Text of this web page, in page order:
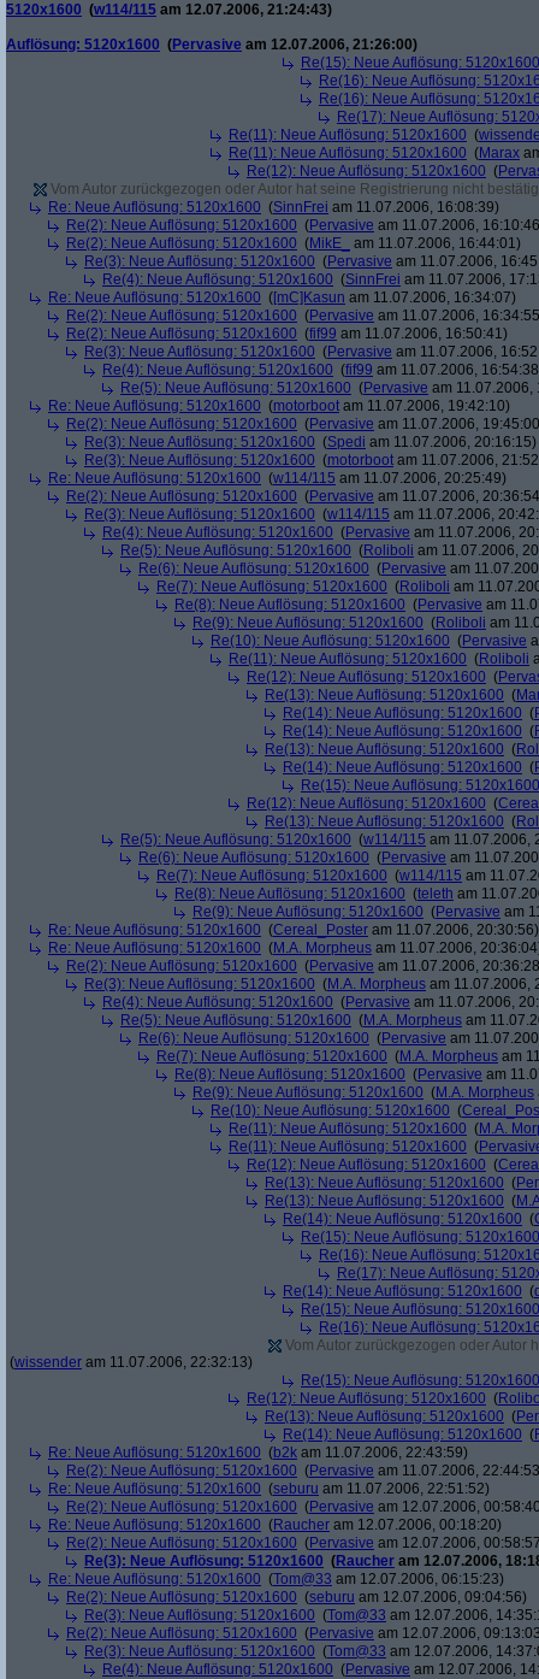
5120x1600 (w114/115 am 12.07.2006, 21:24:43)
Auflösung: 5120x1600 (Pervasive am 12.07.2006, 21:26:00)
Re(15): Neue Auflösung: 5120x1600
Re(16): Neue Auflösung:
Re(16): Neue Auflösung:
Re(17): Neue Auflösung:
Re(11): Neue Auflösung: 5120x1600 (
Re(11): Neue Auflösung: 5120x1600 (Marax
Re(12): Neue Auflösung: 5120x1600 (
Vom Autor zurückgezogen oder Autor hat seine Registrierung nicht
Re: Neue Auflösung: 5120x1600 (SinnFrei am 11.07.2006, 16:08:39)
Re(2): Neue Auflösung: 5120x1600 (Pervasive am 11.07.2006,
Re(2): Neue Auflösung: 5120x1600 (MikE_
am 11.07.2006, 16:44:01)
Re(3): Neue Auflösung: 5120x1600 (Pervasive am 11.07.2006,
Re(4): Neue Auflösung: 5120x1600 (SinnFrei am 11.07.2006,
Re: Neue Auflösung: 5120x1600 ([mC]Kasun am 11.07.2006, 16:34:07)
Re(2): Neue Auflösung: 5120x1600 (Pervasive am 11.07.2006,
Re(2): Neue Auflösung: 5120x1600 (fif99 am 11.07.2006, 16:50:41)
Re(3): Neue Auflösung: 5120x1600 (Pervasive am 11.07.2006,
Re(4): Neue Auflösung: 5120x1600 (fif99 am 11.07.2006,
Re(5): Neue Auflösung: 5120x1600 (Pervasive am 11.07.2006,
Re: Neue Auflösung: 5120x1600 (motorboot am 11.07.2006, 19:42:10)
Re(2): Neue Auflösung: 5120x1600 (Pervasive am 11.07.2006,
Re(3): Neue Auflösung: 5120x1600 (Spedi am 11.07.2006, 20:16:15)
Re(3): Neue Auflösung: 5120x1600 (motorboot am 11.07.2006,
Re: Neue Auflösung: 5120x1600 (w114/115 am 11.07.2006, 20:25:49)
Re(2): Neue Auflösung: 5120x1600 (Pervasive am 11.07.2006,
Re(3): Neue Auflösung: 5120x1600 (w114/115 am 11.07.2006,
Re(4): Neue Auflösung: 5120x1600 (Pervasive am 11.07.2006,
Re(5): Neue Auflösung: 5120x1600 (Roliboli am 11.07.2006,
Re(6): Neue Auflösung: 5120x1600 (Pervasive am
Re(7): Neue Auflösung: 5120x1600 (Roliboli am
Re(8): Neue Auflösung: 5120x1600 (Pervasive am
Re(9): Neue Auflösung: 5120x1600 (Roliboli am
Re(10): Neue Auflösung: 5120x1600 (Pervasive
Re(11): Neue Auflösung: 5120x1600 (Roliboli
Re(12): Neue Auflösung: 5120x1600 (
Re(13): Neue Auflösung: 5120x1600 (
Re(14): Neue Auflösung: 5120x1600 (
Re(14): Neue Auflösung: 5120x1600 (
Re(13): Neue Auflösung: 5120x1600 (
Re(14): Neue Auflösung: 5120x1600 (
Re(15): Neue Auflösung: 5120x1600
Re(12): Neue Auflösung: 5120x1600 (
Re(13): Neue Auflösung: 5120x1600 (
Re(5): Neue Auflösung: 5120x1600 (w114/115 am 11.07.2006,
Re(6): Neue Auflösung: 5120x1600 (Pervasive am
Re(7): Neue Auflösung: 5120x1600 (w114/115 am
Re(8): Neue Auflösung: 5120x1600 (teleth am
Re(9): Neue Auflösung: 5120x1600 (Pervasive am
Re: Neue Auflösung: 5120x1600 (Cereal_Poster am 11.07.2006, 20:30:56)
Re: Neue Auflösung: 5120x1600 (M.A. Morpheus am 11.07.2006,
Re(2): Neue Auflösung: 5120x1600 (Pervasive am 11.07.2006,
Re(3): Neue Auflösung: 5120x1600 (M.A. Morpheus am 11.07.2006,
Re(4): Neue Auflösung: 5120x1600 (Pervasive am 11.07.2006,
Re(5): Neue Auflösung: 5120x1600 (M.A. Morpheus am
Re(6): Neue Auflösung: 5120x1600 (Pervasive am
Re(7): Neue Auflösung: 5120x1600 (M.A. Morpheus am
Re(8): Neue Auflösung: 5120x1600 (Pervasive am
Re(9): Neue Auflösung: 5120x1600 (M.A. Morpheus
Re(10): Neue Auflösung: 5120x1600 (
Re(11): Neue Auflösung: 5120x1600 (M.A.
Re(11): Neue Auflösung: 5120x1600 (
Re(12): Neue Auflösung: 5120x1600 (
Re(13): Neue Auflösung: 5120x1600 (
Re(13): Neue Auflösung: 5120x1600 (
Re(14): Neue Auflösung: 5120x1600 (
Re(15): Neue Auflösung: 5120x1600
Re(16): Neue Auflösung:
Re(17): Neue Auflösung:
Re(14): Neue Auflösung: 5120x1600 (
Re(15): Neue Auflösung: 5120x1600
Re(16): Neue Auflösung:
Vom Autor zurückgezogen oder Autor
(wissender am 11.07.2006, 22:32:13)
Re(15): Neue Auflösung: 5120x1600
Re(12): Neue Auflösung: 5120x1600 (
Re(13): Neue Auflösung: 5120x1600 (
Re(14): Neue Auflösung: 5120x1600 (
Re: Neue Auflösung: 5120x1600 (b2k am 11.07.2006, 22:43:59)
Re(2): Neue Auflösung: 5120x1600 (Pervasive am 11.07.2006,
Re: Neue Auflösung: 5120x1600 (seburu am 11.07.2006, 22:51:52)
Re(2): Neue Auflösung: 5120x1600 (Pervasive am 12.07.2006,
Re: Neue Auflösung: 5120x1600 (Raucher am 12.07.2006, 00:18:20)
Re(2): Neue Auflösung: 5120x1600 (Pervasive am 12.07.2006,
Re(3): Neue Auflösung: 5120x1600 (Raucher am 12.07.2006,
Re: Neue Auflösung: 5120x1600 (Tom@33 am 12.07.2006, 06:15:23)
Re(2): Neue Auflösung: 5120x1600 (seburu am 12.07.2006, 09:04:56)
Re(3): Neue Auflösung: 5120x1600 (Tom@33 am 12.07.2006,
Re(2): Neue Auflösung: 5120x1600 (Pervasive am 12.07.2006,
Re(3): Neue Auflösung: 5120x1600 (Tom@33 am 12.07.2006,
Re(4): Neue Auflösung: 5120x1600 (Pervasive am 12.07.2006,